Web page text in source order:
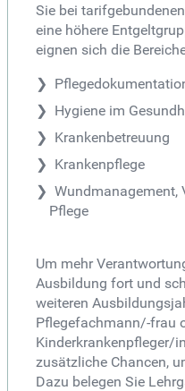
Sie bei
eine höhere
eignen sich die
Hygiene im
Krankenbetreuung
Krankenpflege
Wundmanagement,
Pflege
Um mehr
Ausbildung fort und
weiteren
Pflegefachmann/-frau
Kinderkrankenpfleger/
zusätzliche Chancen,
Dazu belegen Sie